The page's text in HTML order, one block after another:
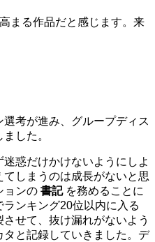
まる作品だと感じます。来
考が進み、グループディス
した。
惑だけかけないようにしよ
しまうのは成長がないと思
ョンの 書記を務めることに
ンキング20位以内に入る
せて、抜け漏れがないよう
と記録していきました。デ